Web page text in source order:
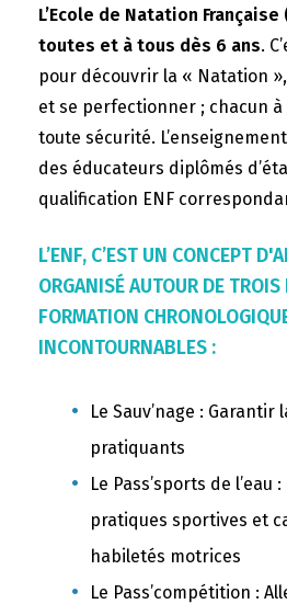
L’Ecole de Natation Française
toutes et à tous dès 6 ans.
pour découvrir la « Natation
et se perfectionner ; chacun
toute sécurité.
des éducateurs diplômés
qualification ENF
L’ENF, C’EST UN CONCEPT
ORGANISÉ AUTOUR DE TROIS
FORMATION
INCONTOURNABLES :
Le Sauv’nage : Garantir
pratiquants
Le Pass’sports de l’eau
pratiques sportives et
habiletés motrices
Le Pass’compétition :